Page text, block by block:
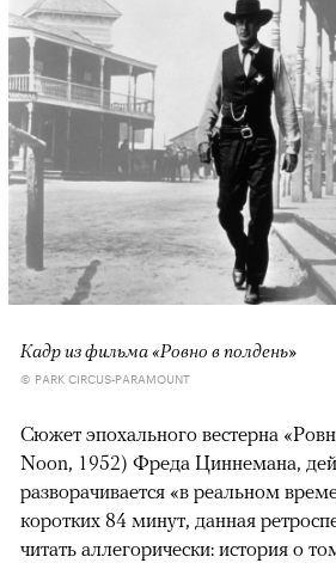
Кадр из фильма «Ровно в полдень»
© PARK CIRCUS-PARAMOUNT
Сюжет эпохального вестерна
Noon, 1952) Фреда Циннемана,
разворачивается «в реальном
коротких 84 минут, данная
читать аллегорически: история о